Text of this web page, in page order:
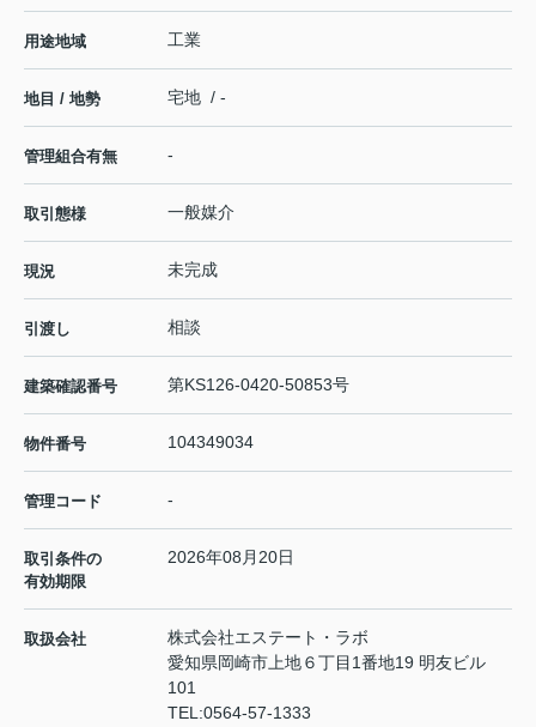
用途地域 工業
地目 / 地勢 宅地 / -
管理組合有無 -
取引態様 一般媒介
現況 未完成
引渡し 相談
建築確認番号 第KS126-0420-50853号
物件番号 104349034
管理コード -
取引条件の
有効期限
2026年08月20日
取扱会社
株式会社エステート・ラボ
愛知県岡崎市上地６丁目1番地19 明友ビル
101
TEL:0564-57-1333